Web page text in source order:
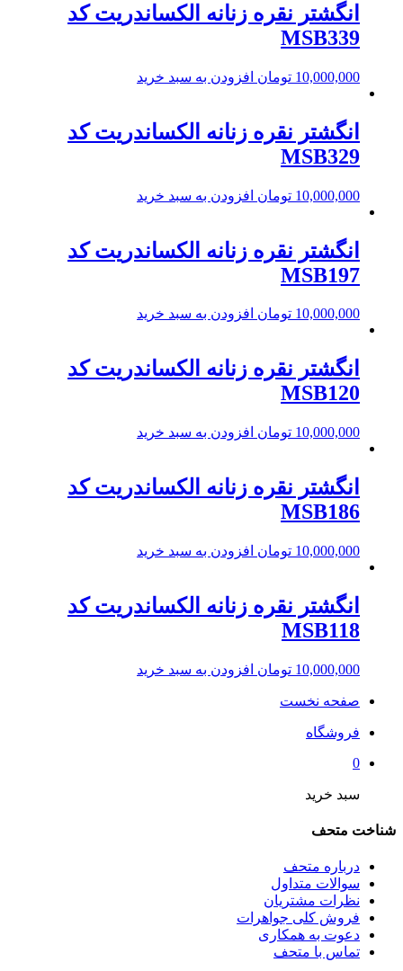
انگشتر نقره زنانه الکساندریت کد
MSB339
10,000,000 تومان افزودن به سبد خرید
انگشتر نقره زنانه الکساندریت کد
MSB329
10,000,000 تومان افزودن به سبد خرید
انگشتر نقره زنانه الکساندریت کد
MSB197
10,000,000 تومان افزودن به سبد خرید
انگشتر نقره زنانه الکساندریت کد
MSB120
10,000,000 تومان افزودن به سبد خرید
انگشتر نقره زنانه الکساندریت کد
MSB186
10,000,000 تومان افزودن به سبد خرید
انگشتر نقره زنانه الکساندریت کد
MSB118
10,000,000 تومان افزودن به سبد خرید
صفحه نخست
فروشگاه
0
سبد خرید
شناخت متحف
درباره متحف
سوالات متداول
نظرات مشتریان
فروش کلی جواهرات
دعوت به همکاری
تماس با متحف